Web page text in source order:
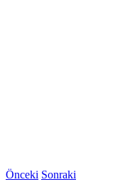
Önceki Sonraki